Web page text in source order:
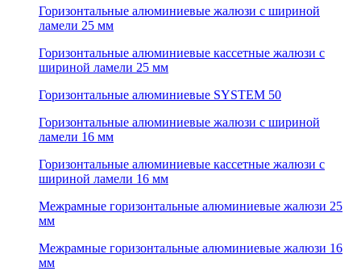
Горизонтальные алюминиевые жалюзи с шириной
ламели 25 мм
Горизонтальные алюминиевые кассетные жалюзи с
шириной ламели 25 мм
Горизонтальные алюминиевые SYSTEM 50
Горизонтальные алюминиевые жалюзи с шириной
ламели 16 мм
Горизонтальные алюминиевые кассетные жалюзи с
шириной ламели 16 мм
Межрамные горизонтальные алюминиевые жалюзи 25
мм
Межрамные горизонтальные алюминиевые жалюзи 16
мм